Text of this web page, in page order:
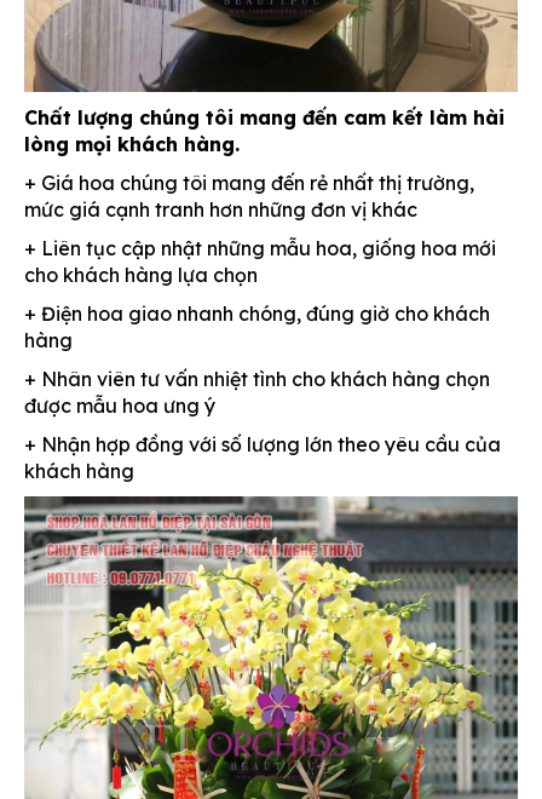
Chất lượng chúng tôi mang đến cam kết làm hài
lòng mọi khách hàng.
+ Giá hoa chúng tôi mang đến rẻ nhất thị trường,
mức giá cạnh tranh hơn những đơn vị khác
+ Liên tục cập nhật những mẫu hoa, giống hoa mới
cho khách hàng lựa chọn
+ Điện hoa giao nhanh chóng, đúng giờ cho khách
hàng
+ Nhân viên tư vấn nhiệt tình cho khách hàng chọn
được mẫu hoa ưng ý
+ Nhận hợp đồng với số lượng lớn theo yêu cầu của
khách hàng